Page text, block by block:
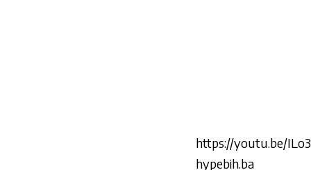
https://youtu.be/
hypebih.ba